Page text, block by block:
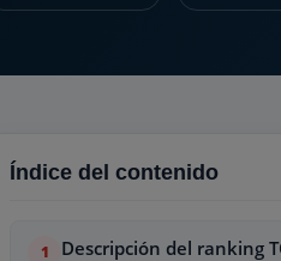
Índice del contenido
Descripción del ranking